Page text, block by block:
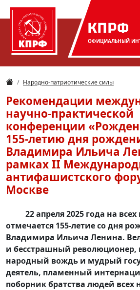
КПРФ
ОФИЦИАЛЬНЫЙ
Народно-патриотические силы
Рекомендации
научно-практической
конференции
155-летию дня
Владимира Ильича
рамках II
антифашистского
Москве
22 апреля 2025 года на всех
отмечается 155-летие со дня
Владимира Ильича Ленина.
и бесстрашный революционер,
народный вождь и мудрый
деятель, пламенный
поборник братства людей всех